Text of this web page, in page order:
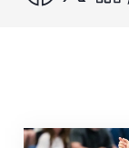
Nächster